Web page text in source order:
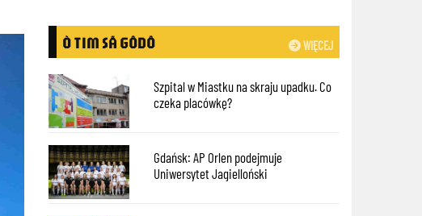
WIĘCEJ
Ò TIM SÃ GÔDÔ
Szpital w Miastku na skraju upadku. Co
czeka placówkę?
Gdańsk: AP Orlen podejmuje
Uniwersytet Jagielloński